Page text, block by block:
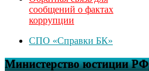
сообщений о фактах
коррупции
СПО «Справки БК»
Министерство юстиции РФ